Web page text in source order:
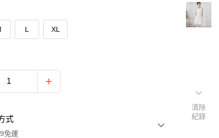
L XL
式
免運
清除
紀錄